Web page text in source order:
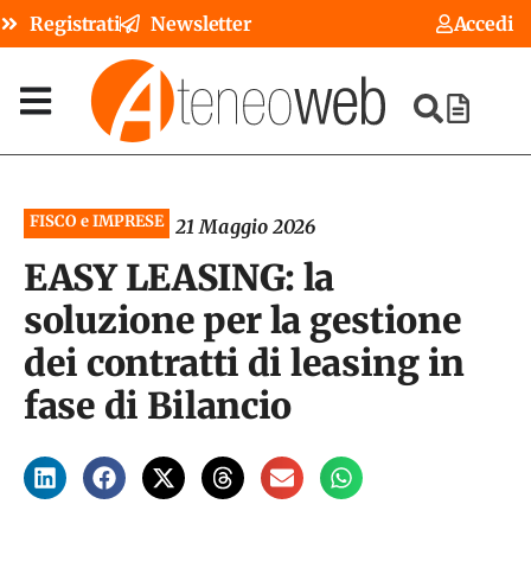
Registrati Newsletter Accedi
FISCO e IMPRESE 21 Maggio 2026
EASY LEASING: la
soluzione per la gestione
dei contratti di leasing in
fase di Bilancio